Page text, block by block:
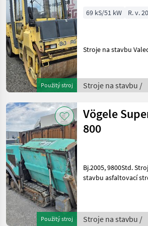
Použitý stroj
69 kS/51 kW R. v.
Stroje na stavbu
Stroje na stavbu /
Použitý stroj
Vögele
800
Bj.2005, 9800Std. Stroje na
stavbu asfaltovací
Stroje na stavbu /